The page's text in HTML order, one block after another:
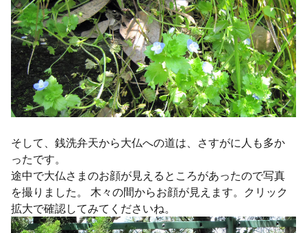
そして、銭洗弁天から大仏への道は、さすがに人も多か
ったです。
途中で大仏さまのお顔が見えるところがあったので写真
を撮りました。 木々の間からお顔が見えます。クリック
拡大で確認してみてくださいね。